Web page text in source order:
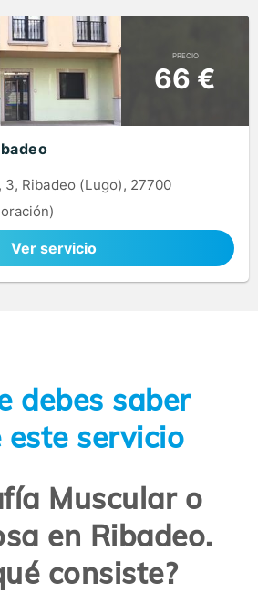
PRECIO
66 €
3, Ribadeo (Lugo), 27700
Ver servicio
debes saber
este servicio
Muscular o
en Ribadeo.
consiste?